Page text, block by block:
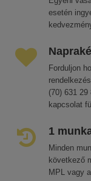
esetén
Forduljon
(70) 631
kapcsolat
1
Minden
következő
MPL vagy